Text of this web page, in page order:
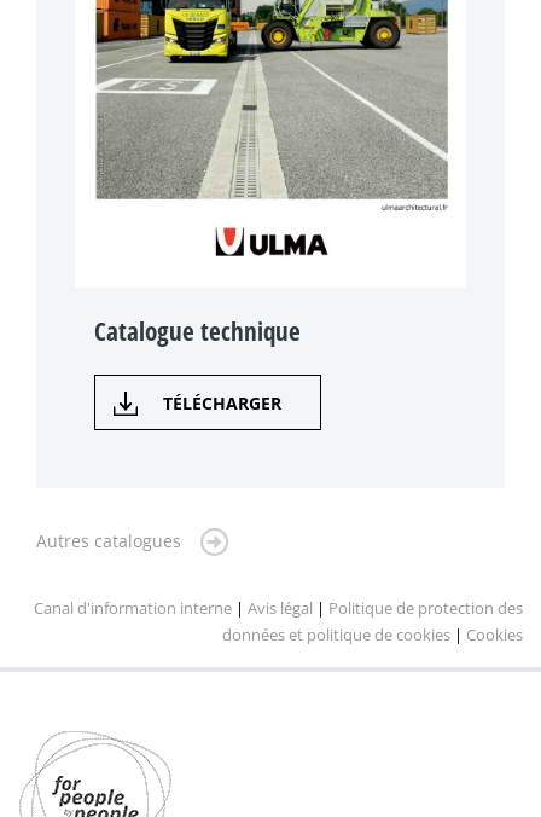
Catalogue technique
TÉLÉCHARGER
Autres catalogues
Canal d'information interne | Avis légal | Politique de protection des
données et politique de cookies | Cookies